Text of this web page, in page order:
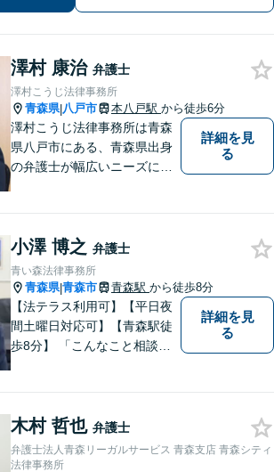
り】
澤村 康治 弁護士
澤村こうじ法律事務所
青森県|八戸市 本八戸駅 から徒歩6分
澤村こうじ法律事務所は青森
県八戸市にある、青森県出身
の弁護士が幅広いニーズにお
詳細を見
る
小澤 博之 弁護士
青い森法律事務所
青森県|青森市 青森駅 から徒歩8分
【法テラス利用可】【平日夜
間土曜日対応可】【青森駅徒
歩8分】 「こんなこと相談し
い。 皆様が抱えている問題に
真摯に向き合い、ともに解決
いたします。
詳細を見
る
木村 哲也 弁護士
弁護士法人青森リーガルサービス 青森支店 青森シティ
法律事務所